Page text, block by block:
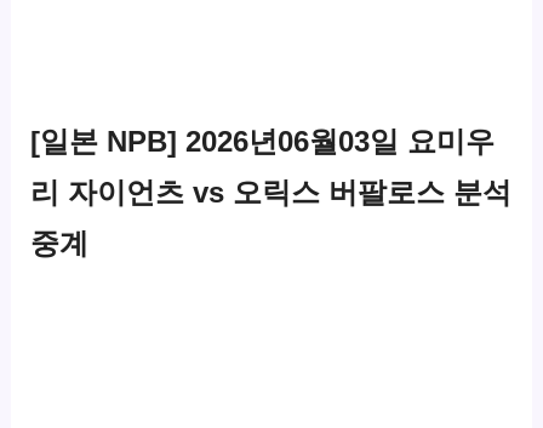
[일본 NPB] 2026년06월03일 요미우
리 자이언츠 vs 오릭스 버팔로스 분석
중계